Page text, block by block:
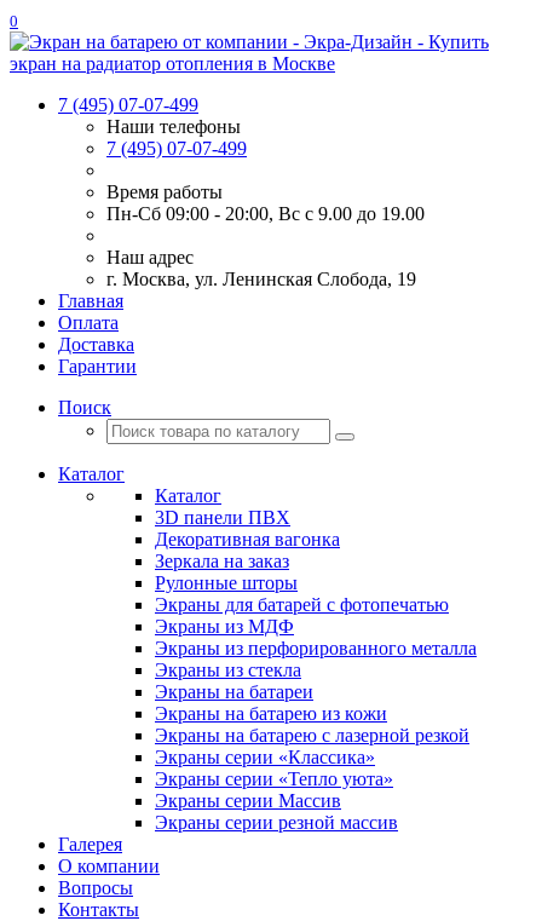
0
7 (495) 07-07-499
Наши телефоны
7 (495) 07-07-499
Время работы
Пн-Сб 09:00 - 20:00, Вс с 9.00 до 19.00
Наш адрес
г. Москва, ул. Ленинская Слобода, 19
Главная
Оплата
Доставка
Гарантии
Поиск
Каталог
Каталог
3D панели ПВХ
Декоративная вагонка
Зеркала на заказ
Рулонные шторы
Экраны для батарей с фотопечатью
Экраны из МДФ
Экраны из перфорированного металла
Экраны из стекла
Экраны на батареи
Экраны на батарею из кожи
Экраны на батарею с лазерной резкой
Экраны серии «Классика»
Экраны серии «Тепло уюта»
Экраны серии Массив
Экраны серии резной массив
Галерея
О компании
Вопросы
Контакты